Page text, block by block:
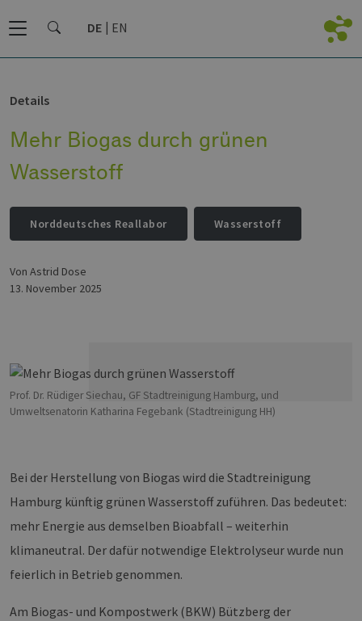
DE EN
Details
Mehr Biogas durch grünen
Wasserstoff
Norddeutsches Reallabor Wasserstoff
Prof. Dr. Rüdiger Siechau, GF Stadtreinigung Hamburg, und
Umweltsenatorin Katharina Fegebank (Stadtreinigung HH)
Bei der Herstellung von Biogas wird die Stadtreinigung
Hamburg künftig grünen Wasserstoff zuführen. Das bedeutet:
mehr Energie aus demselben Bioabfall – weiterhin
klimaneutral. Der dafür notwendige Elektrolyseur wurde nun
feierlich in Betrieb genommen.
Am Biogas- und Kompostwerk (BKW) Bützberg der
von Astrid Dose
13. November 2025